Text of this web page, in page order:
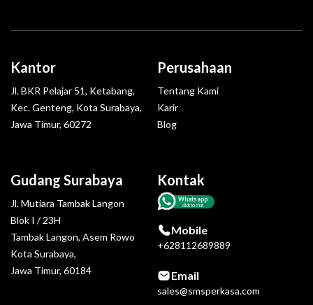
Gudang Surabaya
Jl. Mutiara Tambak Langon
Blok I / 23H
Tambak Langon, Asem Rowo
Kota Surabaya,
Jawa Timur, 60184
Kantor
Jl. BKR Pelajar 51, Ketabang,
Kec. Genteng, Kota Surabaya,
Jawa Timur, 60272
Kontak
Whatsapp
click to chat
Mobile
+628112689889
Email
sales@smsperkasa.com
Perusahaan
Tentang Kami
Karir
Blog